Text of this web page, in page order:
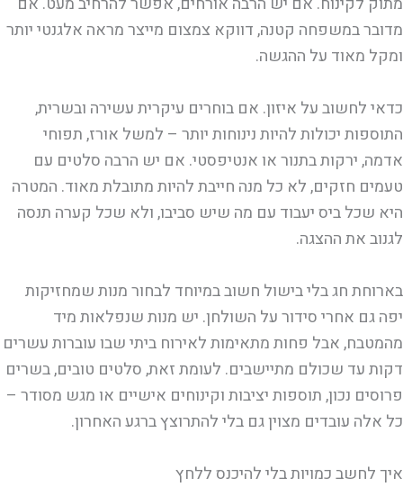
מדובר במשפחה קטנה, דווקא צמצום מייצר מראה אלגנטי יותר
ומקל מאוד על ההגשה.
כדאי לחשוב על איזון. אם בוחרים עיקרית עשירה ובשרית,
התוספות יכולות להיות נינוחות יותר – למשל אורז, תפוחי
אדמה, ירקות בתנור או אנטיפסטי. אם יש הרבה סלטים עם
טעמים חזקים, לא כל מנה חייבת להיות מתובלת מאוד. המטרה
היא שכל ביס יעבוד עם מה שיש סביבו, ולא שכל קערה תנסה
לגנוב את ההצגה.
בארוחת חג בלי בישול חשוב במיוחד לבחור מנות שמחזיקות
יפה גם אחרי סידור על השולחן. יש מנות שנפלאות מיד
מהמטבח, אבל פחות מתאימות לאירוח ביתי שבו עוברות עשרים
דקות עד שכולם מתיישבים. לעומת זאת, סלטים טובים, בשרים
פרוסים נכון, תוספות יציבות וקינוחים אישיים או מגש מסודר –
כל אלה עובדים מצוין גם בלי להתרוצץ ברגע האחרון.
איך לחשב כמויות בלי להיכנס ללחץ